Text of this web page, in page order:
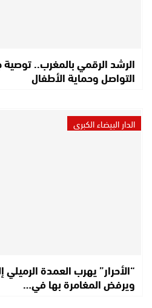
الرشد الرقمي بالمغرب..
التواصل وحماية الأطفال
الدار البيضاء الكبرى
“الأحرار” يهرب العمدة الرميلي
ويرفض المغامرة بها في…